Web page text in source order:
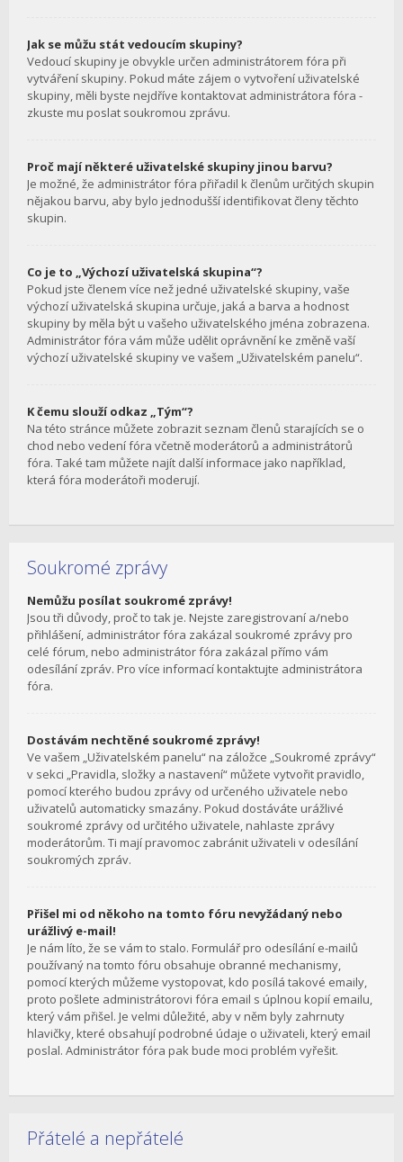
Jak se můžu stát vedoucím skupiny?
Vedoucí skupiny je obvykle určen administrátorem fóra při
vytváření skupiny. Pokud máte zájem o vytvoření uživatelské
skupiny, měli byste nejdříve kontaktovat administrátora fóra -
zkuste mu poslat soukromou zprávu.
Proč mají některé uživatelské skupiny jinou barvu?
Je možné, že administrátor fóra přiřadil k členům určitých skupin
nějakou barvu, aby bylo jednodušší identifikovat členy těchto
skupin.
Co je to „Výchozí uživatelská skupina“?
Pokud jste členem více než jedné uživatelské skupiny, vaše
výchozí uživatelská skupina určuje, jaká a barva a hodnost
skupiny by měla být u vašeho uživatelského jména zobrazena.
Administrátor fóra vám může udělit oprávnění ke změně vaší
výchozí uživatelské skupiny ve vašem „Uživatelském panelu“.
K čemu slouží odkaz „Tým“?
Na této stránce můžete zobrazit seznam členů starajících se o
chod nebo vedení fóra včetně moderátorů a administrátorů
fóra. Také tam můžete najít další informace jako například,
která fóra moderátoři moderují.
Soukromé zprávy
Nemůžu posílat soukromé zprávy!
Jsou tři důvody, proč to tak je. Nejste zaregistrovaní a/nebo
přihlášení, administrátor fóra zakázal soukromé zprávy pro
celé fórum, nebo administrátor fóra zakázal přímo vám
odesílání zpráv. Pro více informací kontaktujte administrátora
fóra.
Dostávám nechtěné soukromé zprávy!
Ve vašem „Uživatelském panelu“ na záložce „Soukromé zprávy“
v sekci „Pravidla, složky a nastavení“ můžete vytvořit pravidlo,
pomocí kterého budou zprávy od určeného uživatele nebo
uživatelů automaticky smazány. Pokud dostáváte urážlivé
soukromé zprávy od určitého uživatele, nahlaste zprávy
moderátorům. Ti mají pravomoc zabránit uživateli v odesílání
soukromých zpráv.
Přišel mi od někoho na tomto fóru nevyžádaný nebo
urážlivý e-mail!
Je nám líto, že se vám to stalo. Formulář pro odesílání e-mailů
používaný na tomto fóru obsahuje obranné mechanismy,
pomocí kterých můžeme vystopovat, kdo posílá takové emaily,
proto pošlete administrátorovi fóra email s úplnou kopií emailu,
který vám přišel. Je velmi důležité, aby v něm byly zahrnuty
hlavičky, které obsahují podrobné údaje o uživateli, který email
poslal. Administrátor fóra pak bude moci problém vyřešit.
Přátelé a nepřátelé